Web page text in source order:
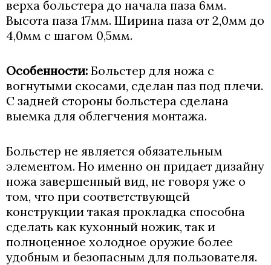
верха больстера до начала паза 6мм.
Высота паза 17мм. Ширина паза от 2,0мм до
4,0мм с шагом 0,5мм.
Особенности: Больстер для ножа с
вогнутыми скосами, сделан паз под плечи.
С задней стороны больстера сделана
выемка для облегчения монтажа.
Больстер не является обязательным
элементом. Но именно он придает дизайну
ножа завершенный вид, не говоря уже о
том, что при соответствующей
конструкции такая прокладка способна
сделать как кухонный ножик, так и
полноценное холодное оружие более
удобным и безопасным для пользователя.